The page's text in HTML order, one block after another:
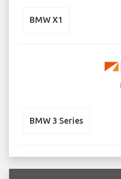
BMW X1
BMW 3 Series